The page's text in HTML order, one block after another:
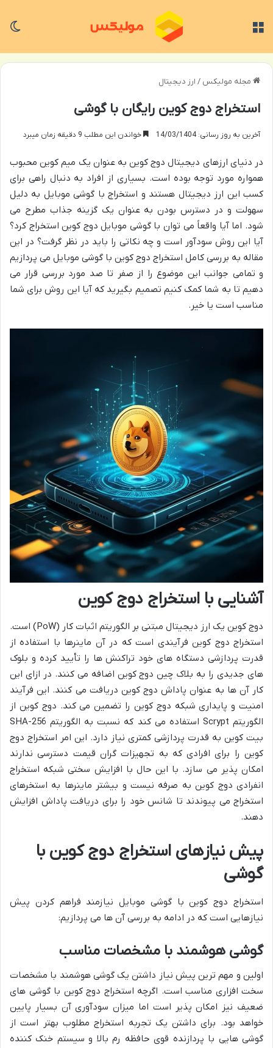
مجله مولیکس / ارز دیجیتال
استخراج دوج کوین رایگان با گوشی
آخرین به روز رسانی: 14/03/1404 خواندن این مطلب 9 دقیقه زمان میبرد
در دنیای ارزهای دیجیتال دوج کوین به عنوان یک میم کوین محبوب
همواره مورد توجه بوده است. بسیاری از افراد به دنبال راهی برای
کسب این ارز دیجیتال هستند و استخراج با گوشی موبایل به دلیل
سهولت و در دسترس بودن به عنوان یک گزینه جذاب مطرح می
شود. اما آیا واقعاً می توان با گوشی موبایل دوج کوین استخراج کرد؟
آیا این روش سودآور است و چه نکاتی را باید در نظر گرفت؟ در این
مقاله به بررسی کامل استخراج دوج کوین با گوشی موبایل می پردازیم
و تمامی جوانب این موضوع را از صفر تا صد مورد بررسی قرار می
دهیم تا به شما کمک کنیم تصمیم بگیرید که آیا این روش برای شما
مناسب است یا خیر.
آشنایی با استخراج دوج کوین
دوج کوین یک ارز دیجیتال مبتنی بر الگوریتم اثبات کار (PoW) است.
استخراج دوج کوین فرآیندی است که در آن ماینرها با استفاده از
قدرت پردازشی دستگاه های خود تراکنش ها را تأیید کرده و بلوک
های جدیدی را به بلاک چین دوج کوین اضافه می کنند. در ازای این
کار آن ها به عنوان پاداش دوج کوین دریافت می کنند. این فرآیند
امنیت و پایداری شبکه دوج کوین را تضمین می کند. دوج کوین از
الگوریتم Scrypt استفاده می کند که نسبت به الگوریتم SHA-256
بیت کوین به قدرت پردازشی کمتری نیاز دارد. این امر استخراج دوج
کوین را برای افرادی که به تجهیزات گران قیمت دسترسی ندارند
امکان پذیر می سازد. با این حال با افزایش سختی شبکه استخراج
انفرادی دوج کوین به صرفه نیست و بیشتر ماینرها به استخرهای
استخراج می پیوندند تا شانس خود را برای دریافت پاداش افزایش
دهند.
پیش نیازهای استخراج دوج کوین با
گوشی
استخراج دوج کوین با گوشی موبایل نیازمند فراهم کردن پیش
نیازهایی است که در ادامه به بررسی آن ها می پردازیم:
گوشی هوشمند با مشخصات مناسب
اولین و مهم ترین پیش نیاز داشتن یک گوشی هوشمند با مشخصات
سخت افزاری مناسب است. اگرچه استخراج دوج کوین با گوشی های
ضعیف نیز امکان پذیر است اما میزان سودآوری آن بسیار پایین
خواهد بود. برای داشتن یک تجربه استخراج مطلوب بهتر است از
گوشی هایی با پردازنده قوی حافظه رم بالا و سیستم خنک کننده